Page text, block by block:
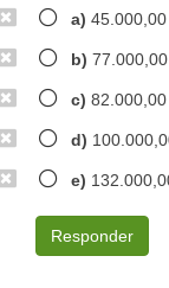
a) 45.000,00
b) 77.000,00
c) 82.000,00
d)
e)
Responder